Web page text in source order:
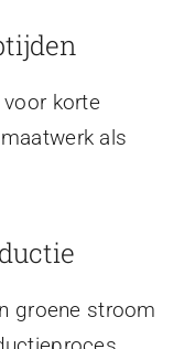
korte
als
groene stroom